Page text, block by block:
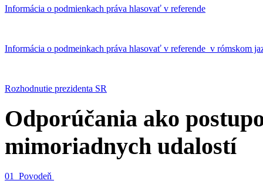
Informácia o podmienkach práva hlasovať v referende
Informácia o podmeinkach práva hlasovať v referende v rómskom
Rozhodnutie prezidenta SR
Odporúčania ako
mimoriadnych udalostí
01_Povodeň